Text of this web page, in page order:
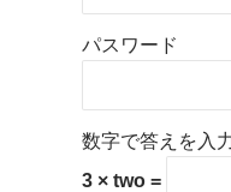
パスワード
数字で答えを入
3 × two =